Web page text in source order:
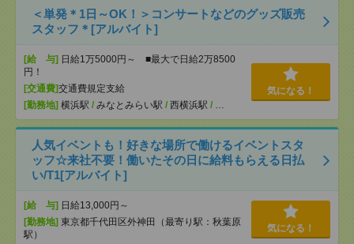
＜単発＊1日～OK！＞コンサートなどのグッズ販売
スタッフ＊[アルバイト]
[給 与] 日給1万5000円～ ■最大で日給2万8500
円！
[交通費]交通費規定支給
[勤務地] 横浜駅 / みなとみらい駅 / 西横浜駅 / …
気になる！
人気イベントも！好きな場所で働けるイベントスタ
ッフ☆来社不要！働いたその日に給料もらえる日払
い/T1[アルバイト]
[給 与] 日給13,000円～
[勤務地] 東京都千代田区外神田（最寄り駅：秋葉原
駅）
気になる！